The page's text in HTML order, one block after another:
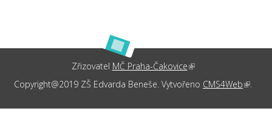
Zřizovatel MČ Praha-Čakovice(link is external)
Copyright@2019 ZŠ Edvarda Beneše. Vytvořeno CMS4Web (link is
.